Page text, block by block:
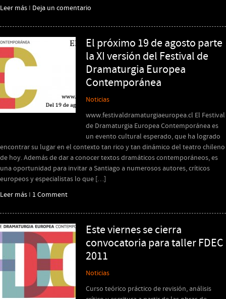
Leer más I Deja un comentario
El próximo 19 de agosto parte
la XI versión del Festival de
Dramaturgia Europea
Contemporánea
Noticias
www.festivaldramaturgiaeuropea.cl El Festival
de Dramaturgia Europea Contemporánea es
un evento cultural esperado, que ha logrado
encontrar su lugar en el contexto tan rico y tan dinámico del teatro chileno
de hoy. Además de dar a conocer textos dramáticos contemporáneos, es
una oportunidad para invitar a Santiago a numerosos autores, críticos
europeos y especialistas lo que […]
Leer más I 1 Comment
Este viernes se cierra
convocatoria para taller FDEC
2011
Noticias
Curso teórico práctico de revisión, análisis